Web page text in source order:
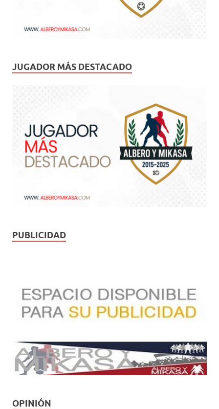
JUGADOR MÁS DESTACADO
PUBLICIDAD
OPINIÓN